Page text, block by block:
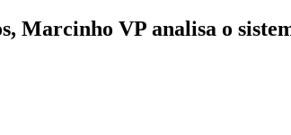
Marcinho VP analisa o